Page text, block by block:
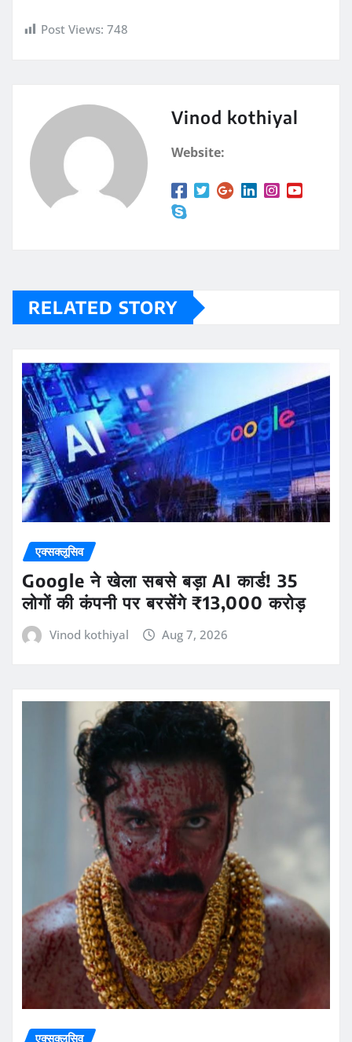
Post Views: 748
Vinod kothiyal
Website:
RELATED STORY
एक्सक्लूसिव
Google ने खेला सबसे बड़ा AI कार्ड! 35
लोगों की कंपनी पर बरसेंगे ₹13,000 करोड़
Vinod kothiyal Aug 7, 2026
एक्सक्लूसिव